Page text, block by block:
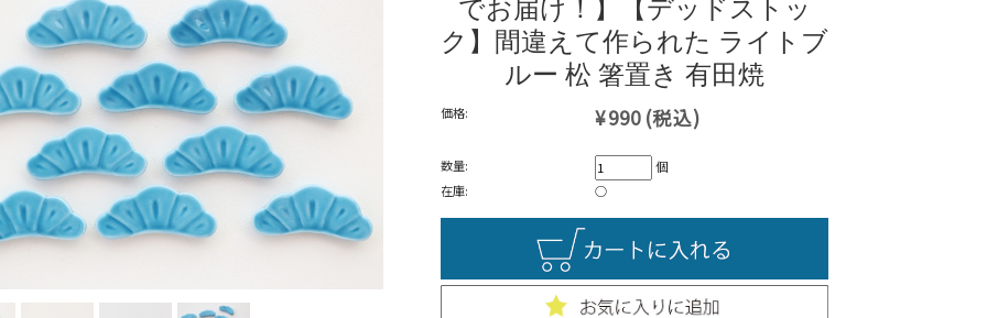
でお届け！】【デッドストッ
ク】間違えて作られた ライトブ
ルー 松 箸置き 有田焼
価格: ¥990 (税込)
数量:
個
在庫:
○